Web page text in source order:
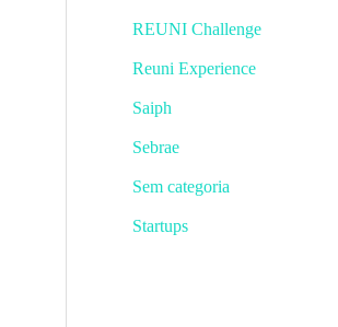
REUNI Challenge
Reuni Experience
Saiph
Sebrae
Sem categoria
Startups